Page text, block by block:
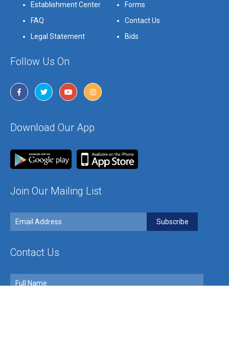
Establishment Center
Forms
FAQ
Contact Us
Legal Statement
Bids
Follow Us On
Download Our App
Join Our Mailing List
Contact Us